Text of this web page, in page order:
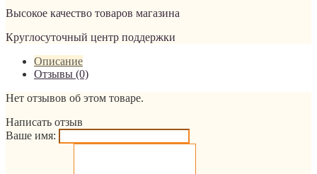
Высокое качество товаров магазина
Круглосуточный центр поддержки
Описание
Отзывы (0)
Нет отзывов об этом товаре.
Написать отзыв
Ваше имя: